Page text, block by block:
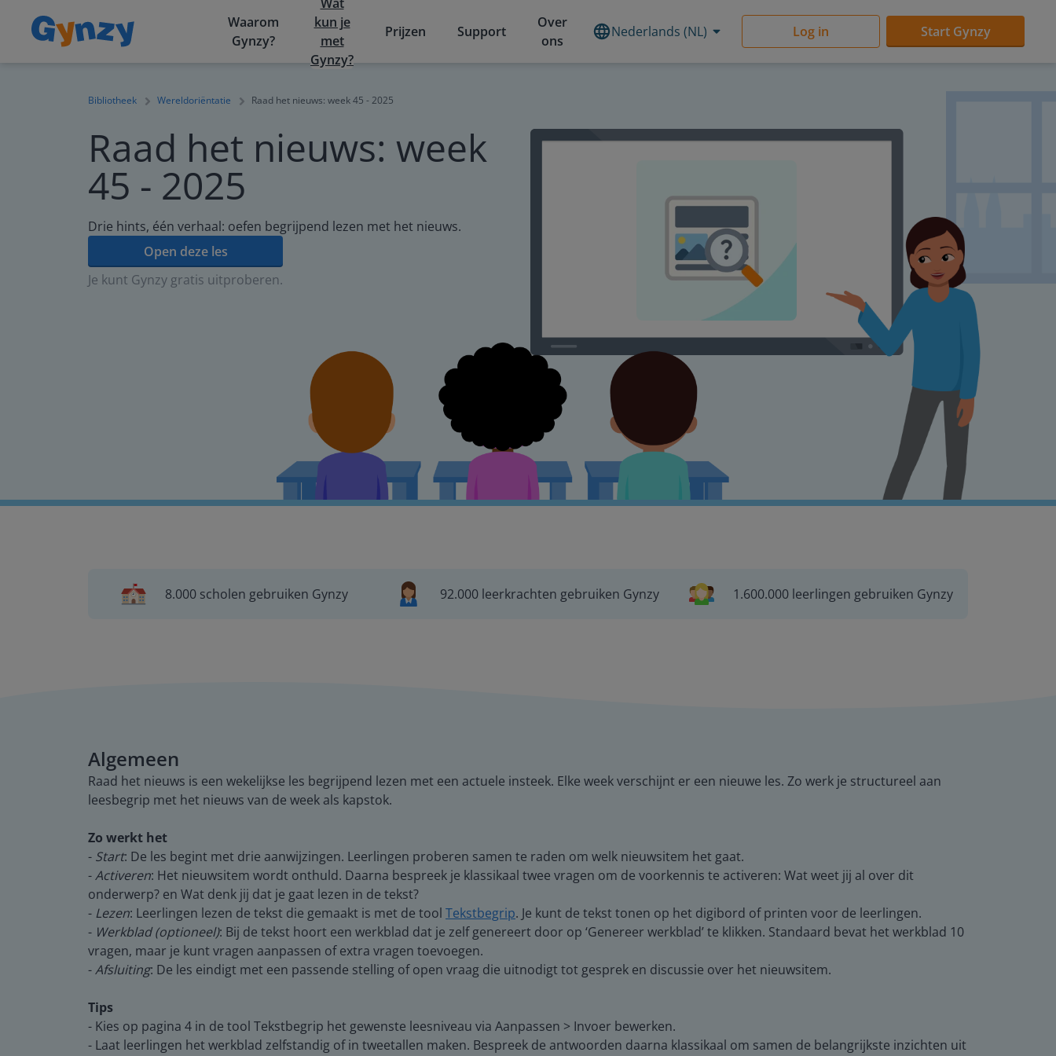
Waarom
Gynzy?
kun je
met
Gynzy?
Prijzen Support
Over
ons
Nederlands (NL) Log in Start Gynzy
Bibliotheek Wereldoriëntatie Raad het nieuws: week 45 - 2025
Raad het nieuws: week
45 - 2025
Drie hints, één verhaal: oefen begrijpend lezen met het nieuws.
Open deze les
Je kunt Gynzy gratis uitproberen.
8.000 scholen gebruiken Gynzy 92.000 leerkrachten gebruiken Gynzy 1.600.000 leerlingen gebruiken Gynzy
Algemeen
Raad het nieuws is een wekelijkse les begrijpend lezen met een actuele insteek. Elke week verschijnt er een nieuwe les. Zo werk je structureel aan
leesbegrip met het nieuws van de week als kapstok.
Zo werkt het
- Start: De les begint met drie aanwijzingen. Leerlingen proberen samen te raden om welk nieuwsitem het gaat.
-Activeren: Het nieuwsitem wordt onthuld. Daarna bespreek je klassikaal twee vragen om de voorkennis te activeren: Wat weet jij al over dit
onderwerp? en Wat denk jij dat je gaat lezen in de tekst?
- Lezen: Leerlingen lezen de tekst die gemaakt is met de tool Tekstbegrip. Je kunt de tekst tonen op het digibord of printen voor de leerlingen.
- Werkblad (optioneel): Bij de tekst hoort een werkblad dat je zelf genereert door op ‘Genereer werkblad’ te klikken. Standaard bevat het werkblad 10
vragen, maar je kunt vragen aanpassen of extra vragen toevoegen.
-Afsluiting: De les eindigt met een passende stelling of open vraag die uitnodigt tot gesprek en discussie over het nieuwsitem.
Tips
- Kies op pagina 4 in de tool Tekstbegrip het gewenste leesniveau via Aanpassen > Invoer bewerken.
- Laat leerlingen het werkblad zelfstandig of in tweetallen maken. Bespreek de antwoorden daarna klassikaal om samen de belangrijkste inzichten uit